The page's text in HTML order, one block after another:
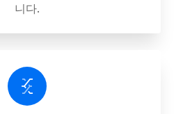
니다.